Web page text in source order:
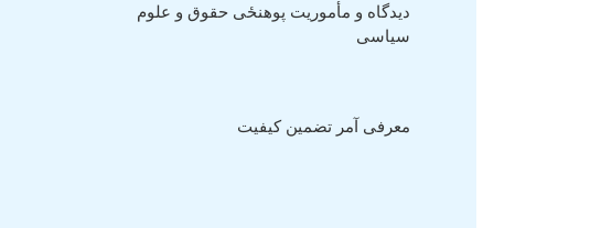
دیدگاه و مأموریت پوهنځی حقوق و علوم
سیاسی
معرفی آمر تضمین کیفیت